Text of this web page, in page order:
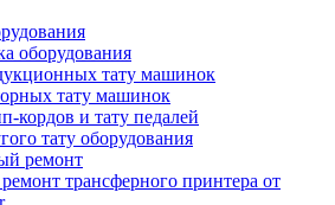
оборудования
тату машинок
тату машинок
кордов и тату педалей
тату оборудования
ремонт
трансферного принтера от